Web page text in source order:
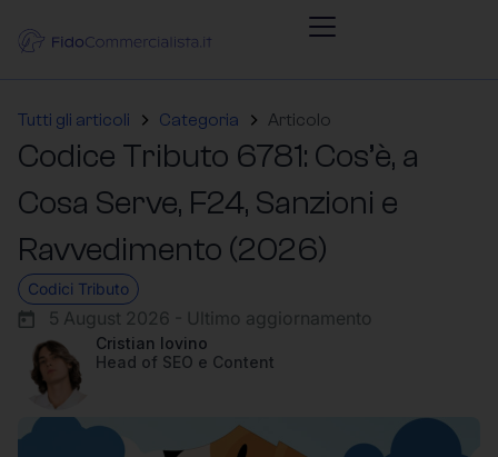
Tutti gli articoli Categoria Articolo
Codice Tributo 6781: Cos’è, a
Cosa Serve, F24, Sanzioni e
Ravvedimento (2026)
Codici Tributo
5 August 2026 - Ultimo aggiornamento
Cristian Iovino
Head of SEO e Content